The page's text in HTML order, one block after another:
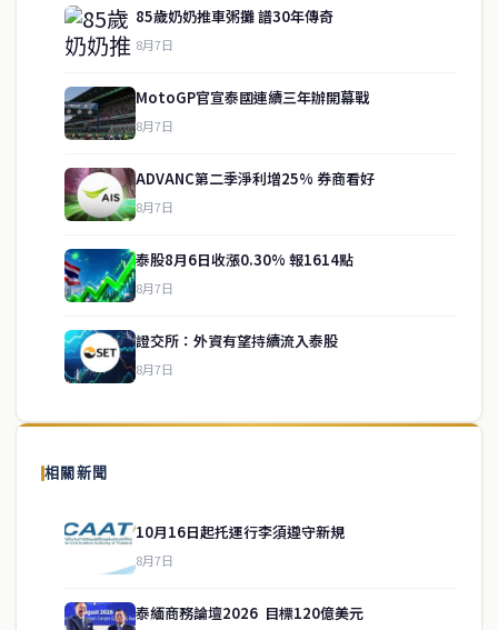
85歲奶奶推車粥攤 譜30年傳奇
8月7日
MotoGP官宣泰國連續三年辦開幕戰
8月7日
ADVANC第二季淨利增25% 券商看好
8月7日
泰股8月6日收漲0.30% 報1614點
8月7日
證交所：外資有望持續流入泰股
8月7日
相關新聞
10月16日起托運行李須遵守新規
8月7日
泰緬商務論壇2026 目標120億美元
關於我們
泰國中文新聞（TCN）是一家總部設於曼谷的中文新聞媒體，致力於
供即時、客觀、多元的中文新聞內容。
service@thaichinesenews.com